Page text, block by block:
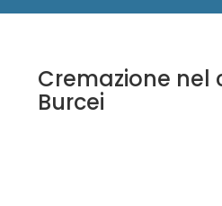
Cremazione nel
Burcei